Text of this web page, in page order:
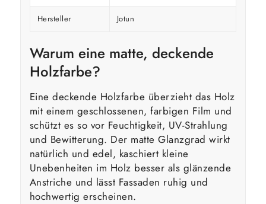
Hersteller Jotun
Warum eine matte, deckende
Holzfarbe?
Eine deckende Holzfarbe überzieht das Holz
mit einem geschlossenen, farbigen Film und
schützt es so vor Feuchtigkeit, UV-Strahlung
und Bewitterung. Der matte Glanzgrad wirkt
natürlich und edel, kaschiert kleine
Unebenheiten im Holz besser als glänzende
Anstriche und lässt Fassaden ruhig und
hochwertig erscheinen.